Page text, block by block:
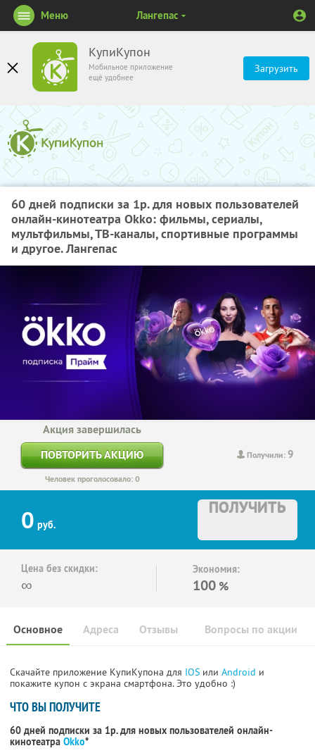
КупиКупон
Мобильное приложение
ещё удобнее
Загрузить
Меню Лангепас
60 дней подписки за 1р. для новых пользователей
онлайн-кинотеатра Okko: фильмы, сериалы,
мультфильмы, ТВ-каналы, спортивные программы
и другое. Лангепас
Получили:9
Акция завершилась
ПОВТОРИТЬ АКЦИЮ
Человек проголосовало: 0
0 руб.
ПОЛУЧИТЬ
Цена без скидки:
∞
Экономия:
100 %
Основное Отзывы Вопросы по акции
Адреса
Скачайте приложение КупиКупона для IOS или Android и
покажите купон с экрана смартфона. Это удобно :)
ЧТО ВЫ ПОЛУЧИТЕ
60 дней подписки за 1р. для новых пользователей онлайн-
кинотеатра Okko*